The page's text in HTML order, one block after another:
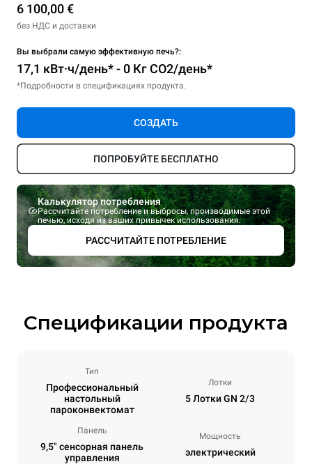
6 100,00 €
без НДС и доставки
Вы выбрали самую эффективную печь?:
17,1 кВт·ч/день* - 0 Кг CO2/день*
*Подробности в спецификациях продукта.
СОЗДАТЬ
ПОПРОБУЙТЕ БЕСПЛАТНО
Калькулятор потребления
Рассчитайте потребление и выбросы, производимые этой
печью, исходя из ваших привычек использования.
РАССЧИТАЙТЕ ПОТРЕБЛЕНИЕ
Спецификации продукта
Тип
Профессиональный
настольный
пароконвектомат
Лотки
5 Лотки GN 2/3
Панель
9,5" сенсорная панель
управления
Мощность
электрический